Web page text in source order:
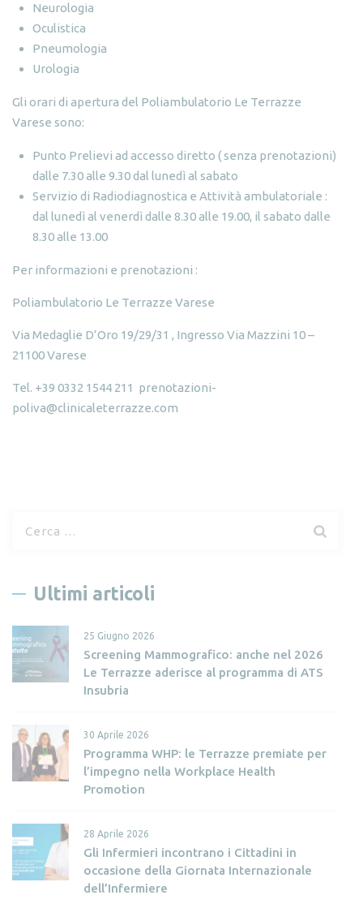
Neurologia
Oculistica
Pneumologia
Urologia
Gli orari di apertura del Poliambulatorio Le Terrazze
Varese sono:
Punto Prelievi ad accesso diretto ( senza prenotazioni)
dalle 7.30 alle 9.30 dal lunedì al sabato
Servizio di Radiodiagnostica e Attività ambulatoriale :
dal lunedì al venerdì dalle 8.30 alle 19.00, il sabato dalle
8.30 alle 13.00
Per informazioni e prenotazioni :
Poliambulatorio Le Terrazze Varese
Via Medaglie D’Oro 19/29/31 , Ingresso Via Mazzini 10 –
21100 Varese
Tel. +39 0332 1544 211 prenotazioni-
poliva@clinicaleterrazze.com
c
a
p
e
:
Ultimi articoli
25 Giugno 2026
Screening Mammografico: anche nel 2026
Le Terrazze aderisce al programma di ATS
Insubria
30 Aprile 2026
Programma WHP: le Terrazze premiate per
l’impegno nella Workplace Health
Promotion
28 Aprile 2026
Gli Infermieri incontrano i Cittadini in
occasione della Giornata Internazionale
dell’Infermiere